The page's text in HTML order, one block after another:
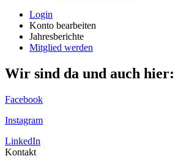
Login
Konto bearbeiten
Jahresberichte
Mitglied werden
Wir sind da und auch hier:
Facebook
Instagram
LinkedIn
Kontakt